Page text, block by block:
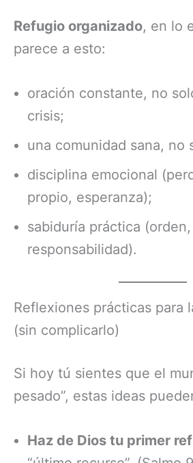
Refugio organizado, en lo
parece a esto:
oración constante, no
crisis;
una comunidad sana, no
disciplina emocional
propio, esperanza);
sabiduría práctica
responsabilidad).
Reflexiones prácticas para
(sin complicarlo)
Si hoy tú sientes que el
pesado”, estas ideas
Haz de Dios tu primer